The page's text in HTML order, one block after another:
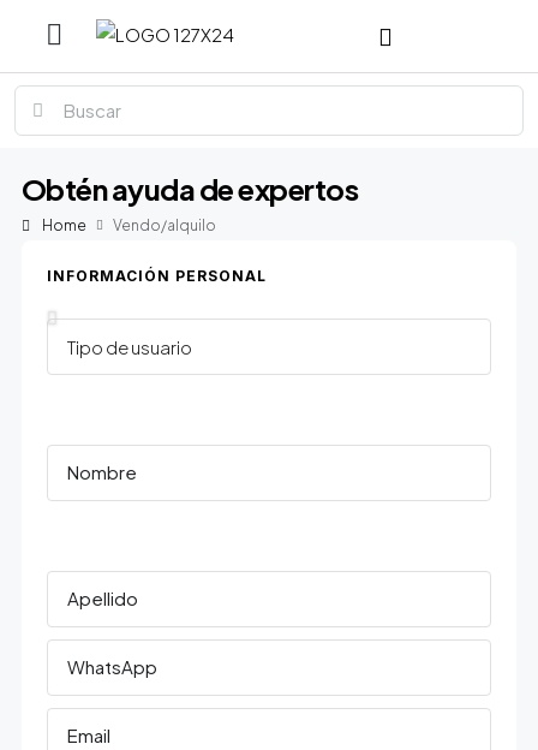
Obtén ayuda de expertos
Home Vendo/alquilo
INFORMACIÓN PERSONAL